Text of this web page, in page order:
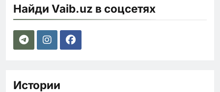
Найди Vaib.uz в соцсетях
Истории